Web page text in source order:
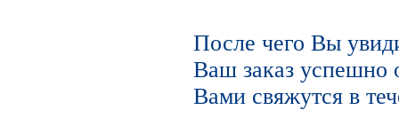
После чего Вы
Ваш заказ успешно
Вами свяжутся в